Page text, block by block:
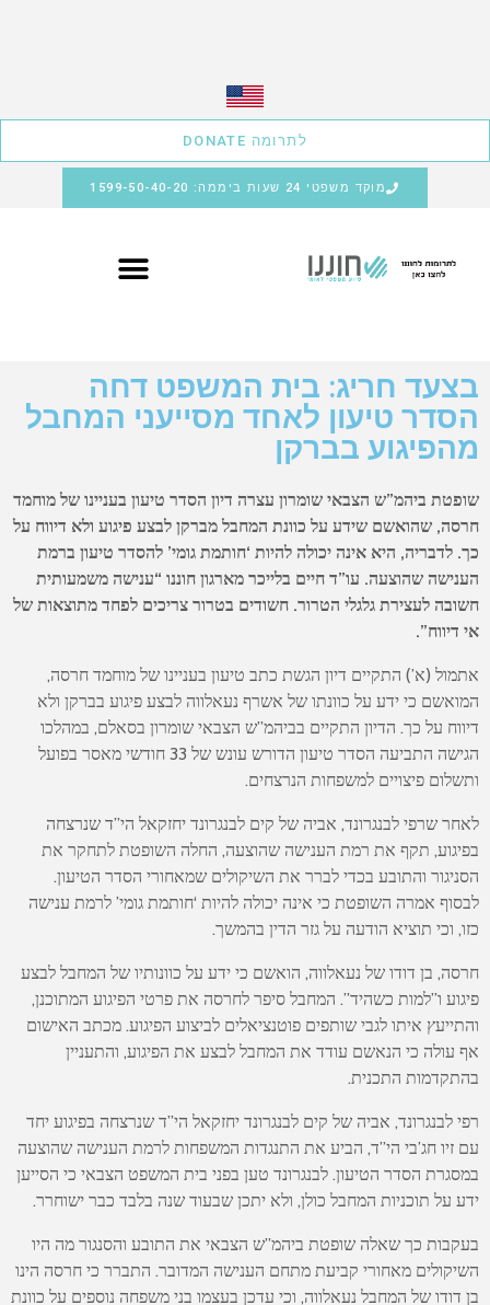
לתרומה DONATE
מוקד משפטי 24 שעות ביממה: 1599-50-40-20
בצעד חריג: בית המשפט דחה
הסדר טיעון לאחד מסייעני המחבל
מהפיגוע בברקן
שופטת ביהמ”ש הצבאי שומרון עצרה דיון הסדר טיעון בעניינו של מוחמד
חרסה, שהואשם שידע על כוונת המחבל מברקן לבצע פיגוע ולא דיווח על
כך. לדבריה, היא אינה יכולה להיות ‘חותמת גומי’ להסדר טיעון ברמת
הענישה שהוצעה. עו”ד חיים בלייכר מארגון חוננו “ענישה משמעותית
חשובה לעצירת גלגלי הטרור. חשודים בטרור צריכים לפחד מתוצאות של
אי דיווח”.
אתמול (א’) התקיים דיון הגשת כתב טיעון בעניינו של מוחמד חרסה,
המואשם כי ידע על כוונתו של אשרף נעאלווה לבצע פיגוע בברקן ולא
דיווח על כך. הדיון התקיים בביהמ”ש הצבאי שומרון בסאלם, במהלכו
הגישה התביעה הסדר טיעון הדורש עונש של 33 חודשי מאסר בפועל
ותשלום פיצויים למשפחות הנרצחים.
לאחר שרפי לבנגרונד, אביה של קים לבנגרונד יחזקאל הי”ד שנרצחה
בפיגוע, תקף את רמת הענישה שהוצעה, החלה השופטת לתחקר את
הסניגור והתובע בכדי לברר את השיקולים שמאחורי הסדר הטיעון.
לבסוף אמרה השופטת כי אינה יכולה להיות ‘חותמת גומי’ לרמת ענישה
כזו, וכי תוציא הודעה על גזר הדין בהמשך.
חרסה, בן דודו של נעאלווה, הואשם כי ידע על כוונותיו של המחבל לבצע
פיגוע ו”למות כשהיד”. המחבל סיפר לחרסה את פרטי הפיגוע המתוכנן,
והתייעץ איתו לגבי שותפים פוטנציאלים לביצוע הפיגוע. מכתב האישום
אף עולה כי הנאשם עודד את המחבל לבצע את הפיגוע, והתעניין
בהתקדמות התכנית.
רפי לבנגרונד, אביה של קים לבנגרונד יחזקאל הי”ד שנרצחה בפיגוע יחד
עם זיו חג’בי הי”ד, הביע את התנגדות המשפחות לרמת הענישה שהוצעה
במסגרת הסדר הטיעון. לבנגרונד טען בפני בית המשפט הצבאי כי הסייען
ידע על תוכניות המחבל כולן, ולא יתכן שבעוד שנה בלבד כבר ישוחרר.
בעקבות כך שאלה שופטת ביהמ”ש הצבאי את התובע והסנגור מה היו
השיקולים מאחורי קביעת מתחם הענישה המדובר. התברר כי חרסה הינו
בן דודו של המחבל נעאלווה, וכי עדכן בעצמו בני משפחה נוספים על כוונת